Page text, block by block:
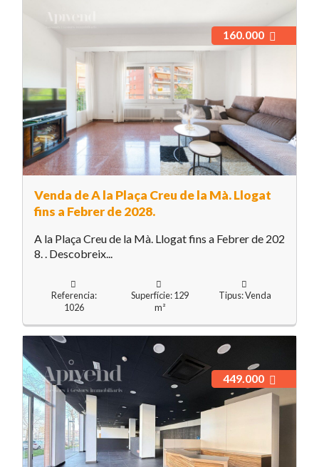
Venda de A la Plaça Creu de la Mà. Llogat
fins a Febrer de 2028.
160.000
A la Plaça Creu de la Mà. Llogat fins a Febrer de 202
8. . Descobreix...
Referencia:
1026
Superfície: 129
m²
Tipus: Venda
449.000